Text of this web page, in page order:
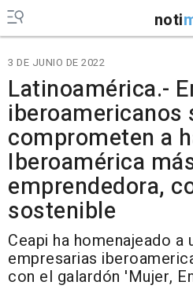
noti
3 DE JUNIO DE 2022
Latinoamérica.-
iberoamericanos
comprometen a
Iberoamérica
emprendedora,
sostenible
Ceapi ha homenajeado a
empresarias
con el galardón 'Mujer,